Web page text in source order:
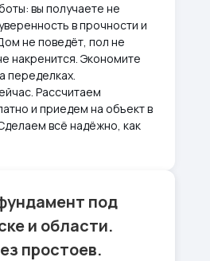
вы получаете не
в прочности и
не поведёт, пол не
накренится. Экономите
переделках.
Рассчитаем
и приедем на объект в
всё надёжно, как
под
и области.
простоев.